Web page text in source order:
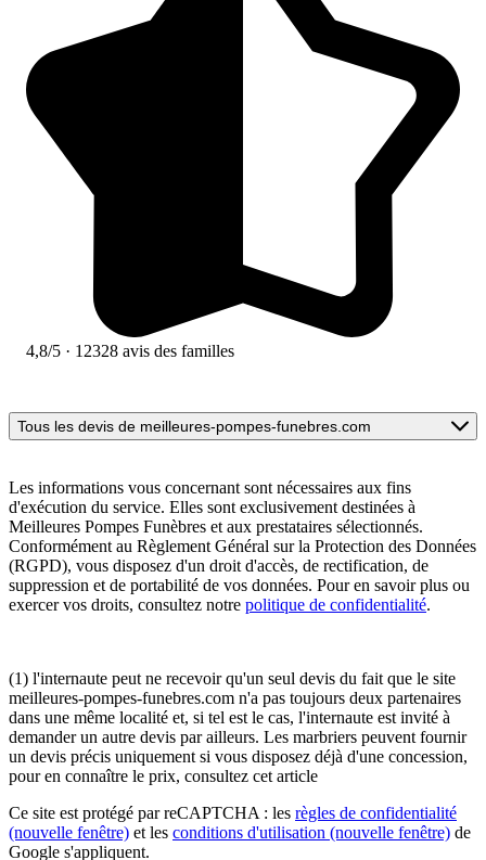
4,8/5 · 12328 avis des familles
Tous les devis de meilleures-pompes-funebres.com
Les informations vous concernant sont nécessaires aux fins
d'exécution du service. Elles sont exclusivement destinées à
Meilleures Pompes Funèbres et aux prestataires sélectionnés.
Conformément au Règlement Général sur la Protection des Données
(RGPD), vous disposez d'un droit d'accès, de rectification, de
suppression et de portabilité de vos données. Pour en savoir plus ou
exercer vos droits, consultez notre politique de confidentialité.
(1) l'internaute peut ne recevoir qu'un seul devis du fait que le site
meilleures-pompes-funebres.com n'a pas toujours deux partenaires
dans une même localité et, si tel est le cas, l'internaute est invité à
demander un autre devis par ailleurs. Les marbriers peuvent fournir
un devis précis uniquement si vous disposez déjà d'une concession,
pour en connaître le prix, consultez cet article
Ce site est protégé par reCAPTCHA : les règles de confidentialité
(nouvelle fenêtre) et les conditions d'utilisation (nouvelle fenêtre) de
Google s'appliquent.